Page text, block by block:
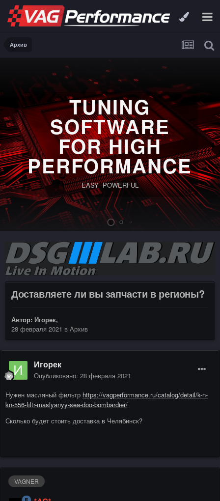
Архив
TUNING
SOFTWARE
FOR HIGH
PERFORMANCE
EASY POWERFUL
Доставляете ли вы запчасти в регионы?
Автор: Игорек,
28 февраля 2021 в Архив
Игорек
Опубликовано: 28 февраля 2021
Нужен масляный фильтр https://vagperformance.ru/catalog/detail/k-n-
kn-556-filtr-maslyanyy-sea-doo-bombardier/
Сколько будет стоить доставка в Челябинск?
VAGNER